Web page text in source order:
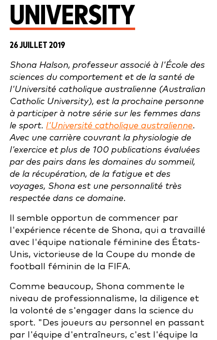
UNIVERSITY
26 JUILLET 2019
Shona Halson, professeur associé à l'École des
sciences du comportement et de la santé de
l'Université catholique australienne (Australian
Catholic University), est la prochaine personne
à participer à notre série sur les femmes dans
le sport. l'Université catholique australienne.
Avec une carrière couvrant la physiologie de
l'exercice et plus de 100 publications évaluées
par des pairs dans les domaines du sommeil,
de la récupération, de la fatigue et des
voyages, Shona est une personnalité très
respectée dans ce domaine.
Il semble opportun de commencer par
l'expérience récente de Shona, qui a travaillé
avec l'équipe nationale féminine des États-
Unis, victorieuse de la Coupe du monde de
football féminin de la FIFA.
Comme beaucoup, Shona commente le
niveau de professionnalisme, la diligence et
la volonté de s'engager dans la science du
sport. "Des joueurs au personnel en passant
par l'équipe d'entraîneurs, c'est l'équipe la